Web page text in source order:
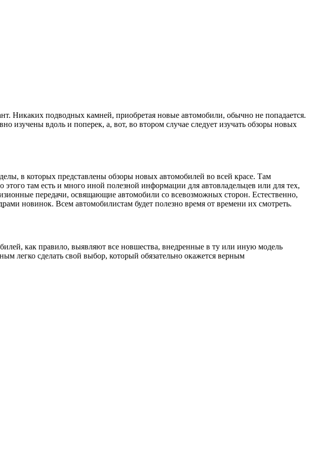
Никаких подводных камней, приобретая новые автомобили, обычно не попадается.
изучены вдоль и поперек, а, вот, во втором случае следует изучать обзоры новых
в которых представлены обзоры новых автомобилей во всей красе. Там
там есть и много иной полезной информации для автовладельцев или для тех,
передачи, освящающие автомобили со всевозможных сторон. Естественно,
новинок. Всем автомобилистам будет полезно время от времени их смотреть.
как правило, выявляют все новшества, внедренные в ту или иную модель
легко сделать свой выбор, который обязательно окажется верным